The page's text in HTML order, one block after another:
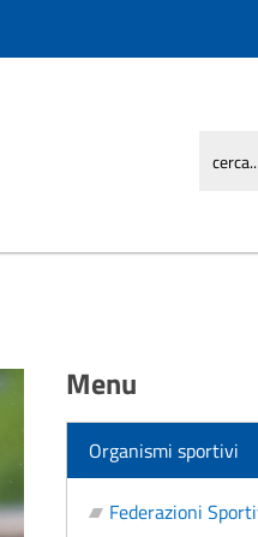
Menu
Organismi sportivi
Federazioni